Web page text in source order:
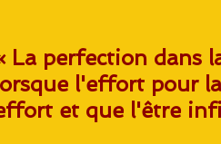
La perfection dans
l'effort pour
et que l'être